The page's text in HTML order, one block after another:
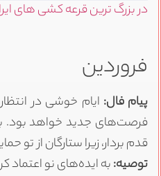
در بزرگ ترین قرعه کشی های
فروردین
پیام فال:ایام خوشی در
فرصت‌های جدید خواهد بود.
قدم بردار، زیرا ستارگان از تو
توصیه:به ایده‌های نو اعتماد